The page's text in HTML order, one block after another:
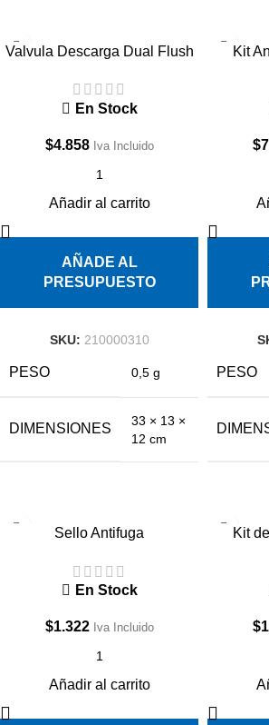
Valvula Descarga Dual Flush
En Stock
$4.858 Iva Incluido
Añadir al carrito
AÑADE AL
PRESUPUESTO
SKU: 210000310
PESO 0,5 g
DIMENSIONES
33 × 13 ×
12 cm
Kit
$
PESO
Sello Antifuga
En Stock
$1.322 Iva Incluido
Añadir al carrito
Kit
$